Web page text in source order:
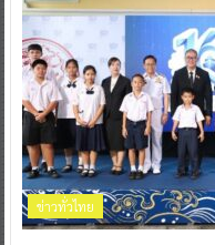
ข่าวทั่วไทย